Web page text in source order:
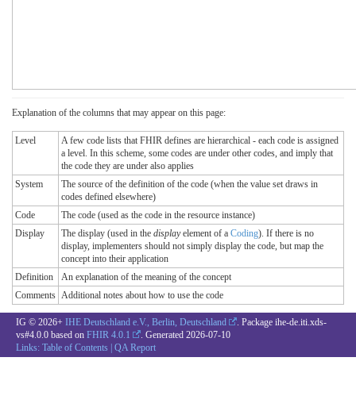
Explanation of the columns that may appear on this page:
Level
A few code lists that FHIR defines are hierarchical - each code is assigned
a level. In this scheme, some codes are under other codes, and imply that
the code they are under also applies
System
The source of the definition of the code (when the value set draws in
codes defined elsewhere)
Code
The code (used as the code in the resource instance)
Display
The display (used in the displayelement of a Coding). If there is no
display, implementers should not simply display the code, but map the
concept into their application
Definition
An explanation of the meaning of the concept
Comments Additional notes about how to use the code
IG © 2026+ IHE Deutschland e.V., Berlin, Deutschland
. Package ihe-de.iti.xds-
vs#4.0.0 based on FHIR 4.0.1 . Generated 2026-07-10
Links: Table of Contents | QA Report